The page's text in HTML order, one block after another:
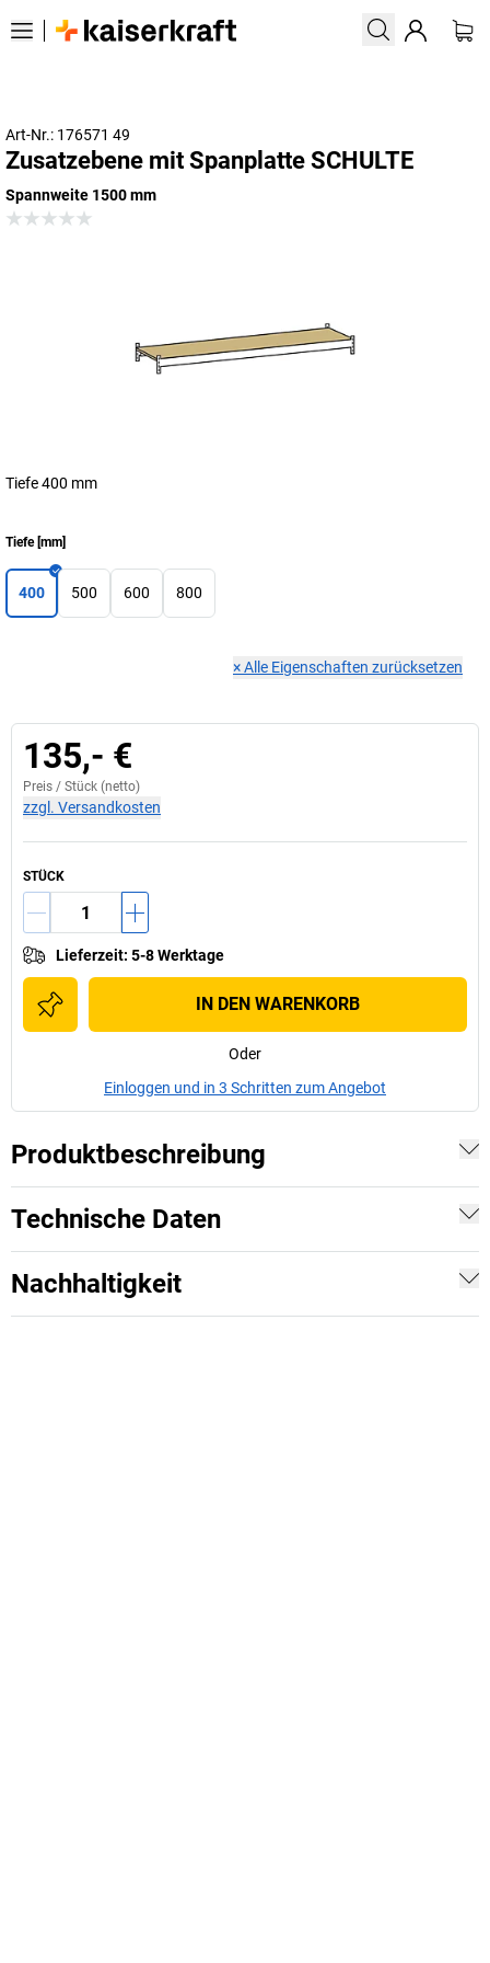
Art-Nr.: 176571 49
Zusatzebene mit Spanplatte SCHULTE
Spannweite 1500 mm
Tiefe 400 mm
Tiefe[mm]
400 500 600 800
×Alle Eigenschaften zurücksetzen
135,- €
Preis / Stück (netto)
zzgl. Versandkosten
STÜCK
Lieferzeit: 5-8 Werktage
IN DEN WARENKORB
Oder
Einloggen und in 3 Schritten zum Angebot
Produktbeschreibung
Technische Daten
Nachhaltigkeit